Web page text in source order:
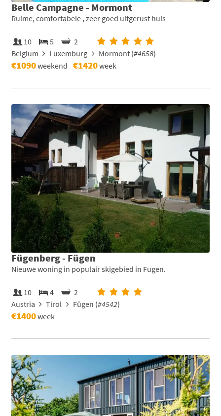
Belle Campagne - Mormont
Ruime, comfortabele , zeer goed uitgerust huis
10 5
2
Belgium
Luxemburg Mormont (#4658)
€1090weekend €1420week
Fügenberg - Fügen
Nieuwe woning in populair skigebied in Fugen.
10 4
2
Austria
Tirol Fügen (#4542)
€1400week